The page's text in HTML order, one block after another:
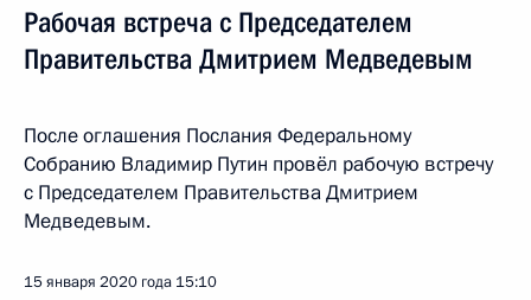
Рабочая встреча с Председателем
Правительства Дмитрием Медведевым
После оглашения Послания Федеральному
Собранию Владимир Путин провёл рабочую встречу
с Председателем Правительства Дмитрием
Медведевым.
15 января 2020 года 15:10